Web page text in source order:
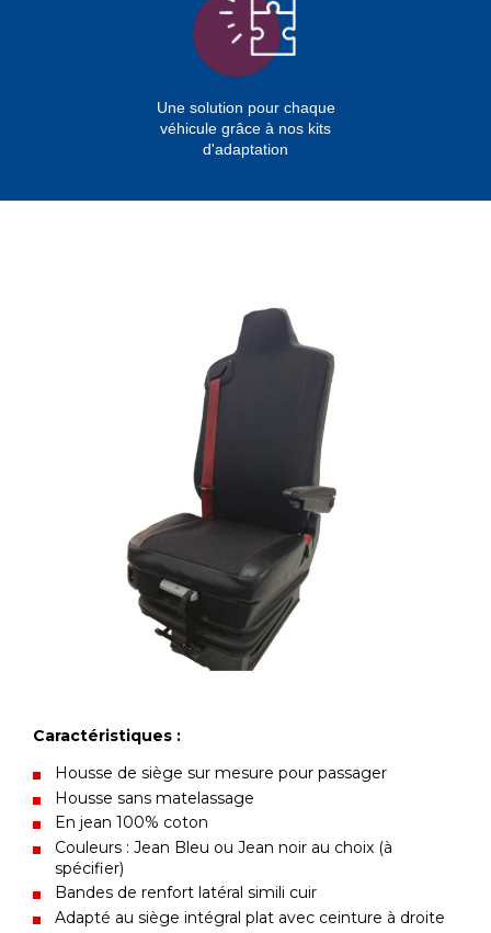
Une solution pour chaque
véhicule grâce à nos kits
d'adaptation
Caractéristiques :
Housse de siège sur mesure pour passager
Housse sans matelassage
En jean 100% coton
Couleurs : Jean Bleu ou Jean noir au choix (à
spécifier)
Bandes de renfort latéral simili cuir
Adapté au siège intégral plat avec ceinture à droite